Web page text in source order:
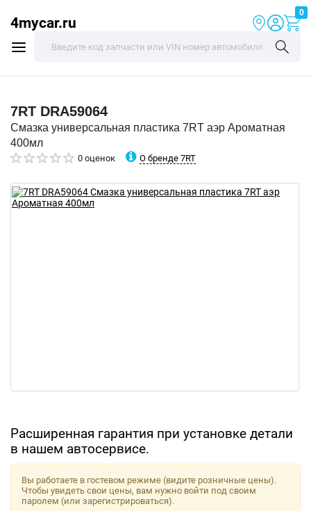
4mycar.ru
0
7RT DRA59064
Смазка универсальная пластика 7RT аэр Ароматная
400мл
0 оценок О бренде 7RT
Расширенная гарантия при установке детали
в нашем автосервисе.
Вы работаете в гостевом режиме (видите розничные цены).
Чтобы увидеть свои цены, вам нужно войти под своим
паролем (или зарегистрироваться).